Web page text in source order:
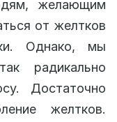
желающим
от желтков
Однако, мы
радикально
Достаточно
желтков.